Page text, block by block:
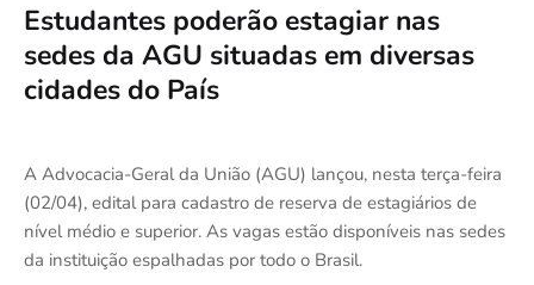
Estudantes poderão estagiar nas
sedes da AGU situadas em diversas
cidades do País
A Advocacia-Geral da União (AGU) lançou, nesta terça-feira
(02/04), edital para cadastro de reserva de estagiários de
nível médio e superior. As vagas estão disponíveis nas sedes
da instituição espalhadas por todo o Brasil.